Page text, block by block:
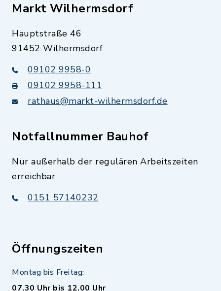
Markt Wilhermsdorf
Hauptstraße 46
91452 Wilhermsdorf
09102 9958-0
09102 9958-111
rathaus@markt-wilhermsdorf.de
Notfallnummer Bauhof
Nur außerhalb der regulären Arbeitszeiten
erreichbar
0151 57140232
Öffnungszeiten
Montag bis Freitag:
07.30 Uhr bis 12.00 Uhr